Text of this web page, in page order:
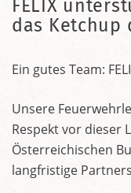
FELIX
das Ketchup
Ein gutes Team:
Unsere
Respekt vor dieser
Österreichischen
langfristige